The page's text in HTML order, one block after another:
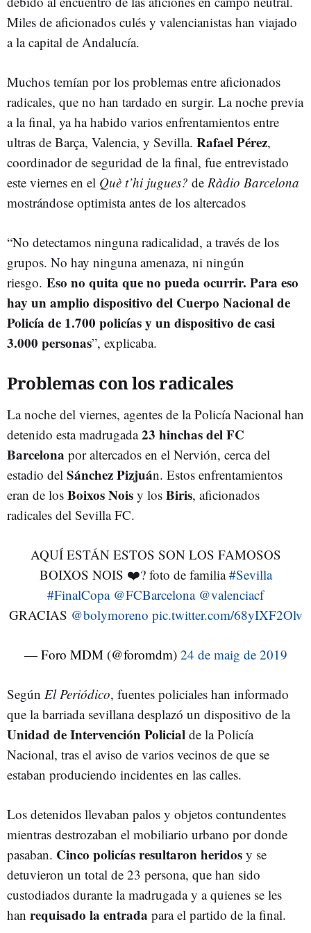
Miles de aficionados culés y valencianistas han viajado
a la capital de Andalucía.
Muchos temían por los problemas entre aficionados
radicales, que no han tardado en surgir. La noche previa
a la final, ya ha habido varios enfrentamientos entre
ultras de Barça, Valencia, y Sevilla. Rafael Pérez,
coordinador de seguridad de la final, fue entrevistado
este viernes en el Què t’hi jugues? de Ràdio Barcelona
mostrándose optimista antes de los altercados
“No detectamos ninguna radicalidad, a través de los
grupos. No hay ninguna amenaza, ni ningún
riesgo. Eso no quita que no pueda ocurrir. Para eso
hay un amplio dispositivo del Cuerpo Nacional de
Policía de 1.700 policías y un dispositivo de casi
3.000 personas”, explicaba.
Problemas con los radicales
La noche del viernes, agentes de la Policía Nacional han
detenido esta madrugada23 hinchas del FC
Barcelona por altercados en el Nervión, cerca del
estadio del Sánchez Pizjuán. Estos enfrentamientos
eran de los Boixos Nois y los Biris, aficionados
radicales del Sevilla FC.
AQUÍ ESTÁN ESTOS SON LOS FAMOSOS
BOIXOS NOIS ❤️? foto de familia#Sevilla
#FinalCopa @FCBarcelona @valenciacf
GRACIAS @bolymoreno pic.twitter.com/68yIXF2Olv
— Foro MDM (@foromdm) 24 de maig de 2019
Según El Periódico, fuentes policiales han informado
que la barriada sevillana desplazó un dispositivo de la
Unidad de Intervención Policial de la Policía
Nacional, tras el aviso de varios vecinos de que se
estaban produciendo incidentes en las calles.
Los detenidos llevaban palos y objetos contundentes
mientras destrozaban el mobiliario urbano por donde
pasaban. Cinco policías resultaron heridos y se
detuvieron un total de 23 persona, que han sido
custodiados durante la madrugada y a quienes se les
han requisado la entrada para el partido de la final.